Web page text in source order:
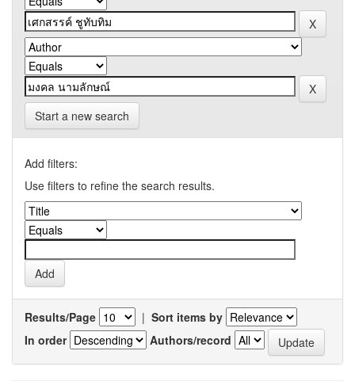
Start a new search
Add filters:
Use filters to refine the search results.
Results/Page | Sort items by
In order
Authors/record